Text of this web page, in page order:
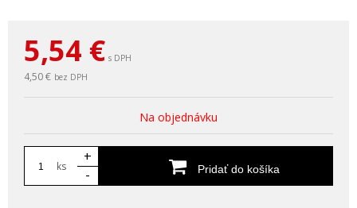
5,54 € s DPH
4,50 € bez DPH
Na objednávku
ks
+
-
Pridať do košíka